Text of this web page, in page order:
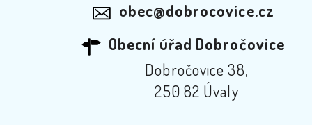
obec@dobrocovice.cz
Obecní úřad Dobročovice
Dobročovice 38,
250 82 Úvaly